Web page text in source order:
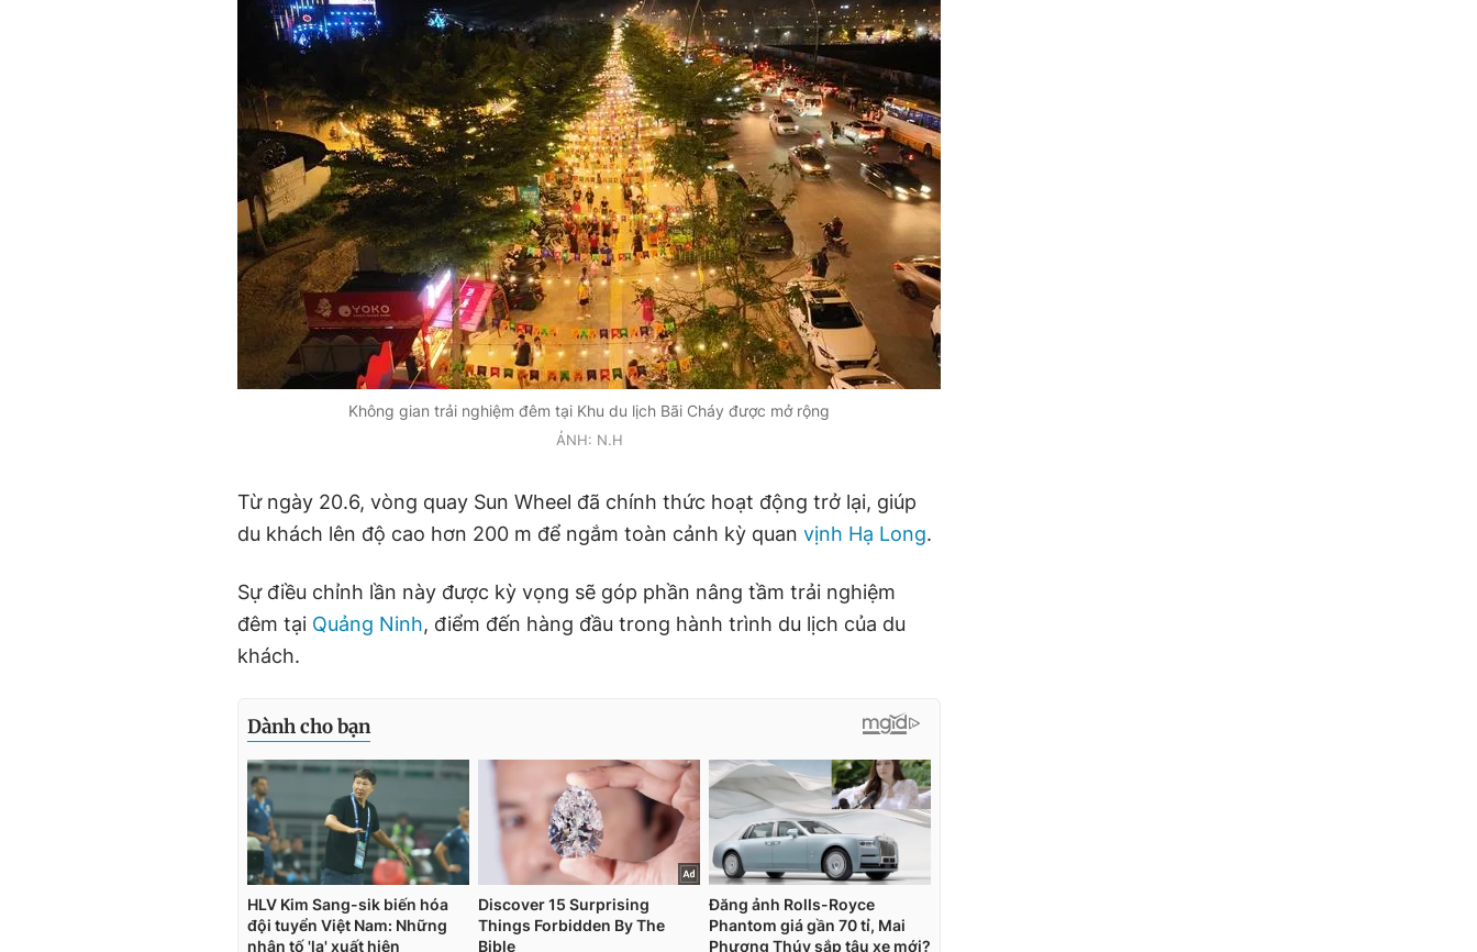
Không gian trải nghiệm đêm tại Khu du lịch Bãi Cháy được mở rộng
ẢNH: N.H
Từ ngày 20.6, vòng quay Sun Wheel đã chính thức hoạt động trở lại, giúp
du khách lên độ cao hơn 200 m để ngắm toàn cảnh kỳ quan vịnh Hạ Long.
Sự điều chỉnh lần này được kỳ vọng sẽ góp phần nâng tầm trải nghiệm
đêm tại Quảng Ninh, điểm đến hàng đầu trong hành trình du lịch của du
khách.